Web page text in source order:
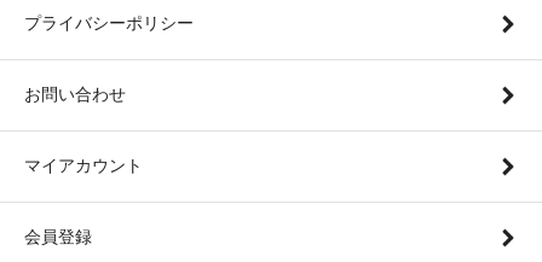
プライバシーポリシー
お問い合わせ
マイアカウント
会員登録